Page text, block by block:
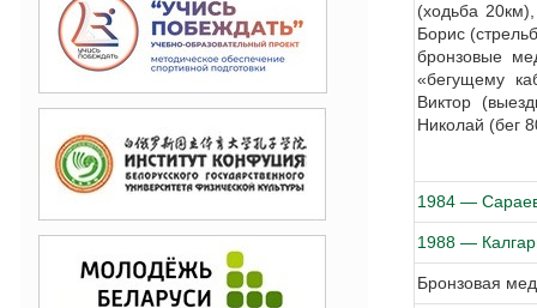
(ходьба
Борис
бронзовые
«бегущему
Виктор
Николай (бег
1984 —
1988 —
Бронзовая